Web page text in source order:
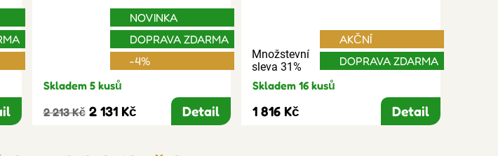
NOVINKA
DOPRAVA ZDARMA
-4%
Skladem 5 kusů
2 213 Kč 2 131 Kč Detail
Množstevní
sleva 31%
AKČNÍ
DOPRAVA ZDARMA
Skladem 16 kusů
1 816 Kč Detail